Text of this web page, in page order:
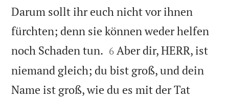
Darum sollt ihr euch nicht vor ihnen
fürchten; denn sie können weder helfen
noch Schaden tun. 

6 Aber dir, HERR, ist
niemand gleich; du bist groß, und dein
Name ist groß, wie du es mit der Tat